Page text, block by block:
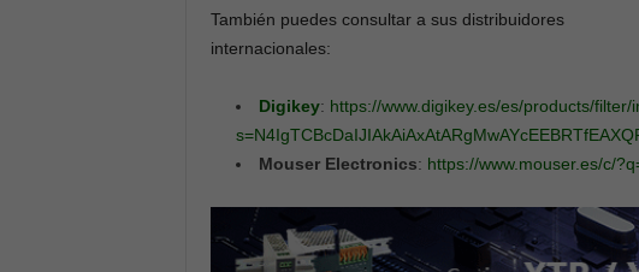
También puedes consultar a sus distribuidores
internacionales:
Digikey: https://www.digikey.es/es/products/
Mouser Electronics: https://www.mouser.es/c/